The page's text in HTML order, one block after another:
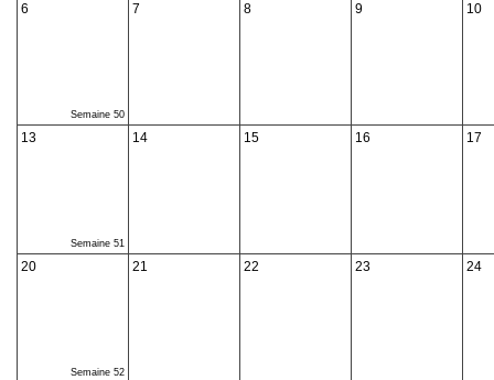
6
Semaine 50
7 8 9 10
13
Semaine 51
14 15 16 17
20
Semaine 52
21 22 23 24